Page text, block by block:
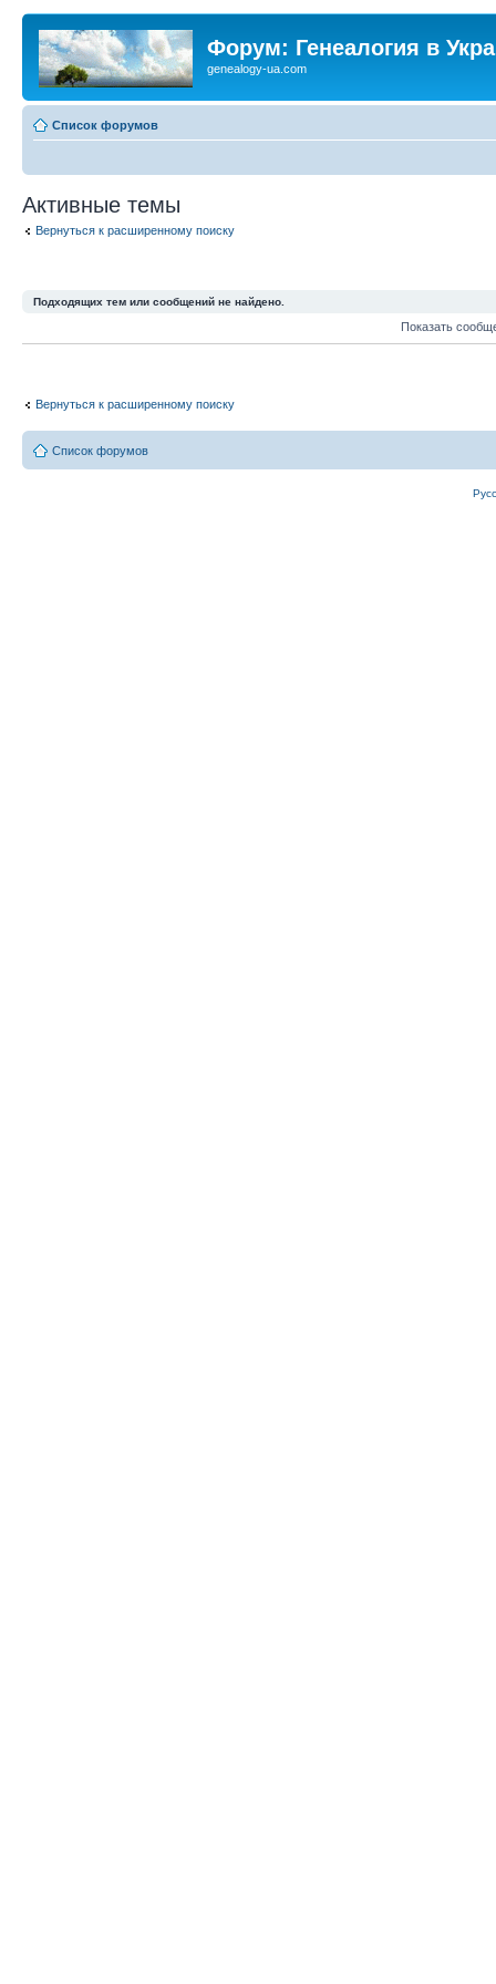
Форум: Генеалогия в
genealogy-ua.com
Список форумов
Активные темы
Вернуться к расширенному поиску
Подходящих тем или сообщений не найдено.
Показать
Вернуться к расширенному поиску
Список форумов